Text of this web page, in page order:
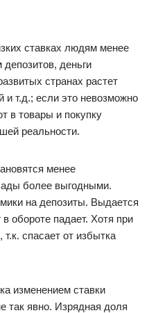
ставках людям менее
деньги
странах растет
т.д.; если это невозможно
в товары и покупку
реальности.
менее
более выгодными.
на депозиты. Выдается
обороте падает. Хотя при
т.к. спасает от избытка
изменением ставки
так явно. Изрядная доля